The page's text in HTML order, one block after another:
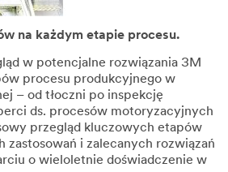
na każdym etapie procesu.
w potencjalne rozwiązania 3M
procesu produkcyjnego w
– od tłoczni po inspekcję
ds. procesów motoryzacyjnych
przegląd kluczowych etapów
zastosowań i zalecanych rozwiązań
o wieloletnie doświadczenie w